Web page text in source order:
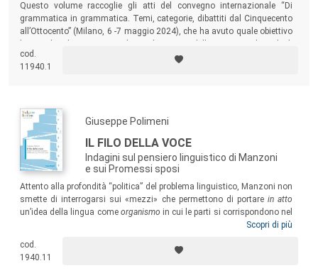
Questo volume raccoglie gli atti del convegno internazionale “Di
grammatica in grammatica. Temi, categorie, dibattiti dal Cinquecento
all’Ottocento” (Milano, 6 -7 maggio 2024), che ha avuto quale obiettivo
strumenti per l’apprendimento dell’italiano prodotti in Italia e all’estero
fino a oggi.
cod.
11940.1
Giuseppe Polimeni
IL FILO DELLA VOCE
Indagini sul pensiero linguistico di Manzoni
e sui Promessi sposi
Attento alla profondità “politica” del problema linguistico, Manzoni non
smette di interrogarsi sui «mezzi» che permettono di portare in atto
un’idea della lingua come organismo in cui le parti si corrispondono nel
che garantisce a ciascuno la comunicazione del
è idea della democrazia. Un percorso che accompagna e riflette quello
di una società che progressivamente abbandona lo stato di natura e si
Scopri di più
cod.
1940.11